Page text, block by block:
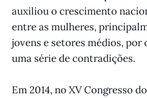
auxiliou o crescimento
entre as mulheres,
jovens e setores médios,
uma série de contradições.
Em 2014, no XV Congresso